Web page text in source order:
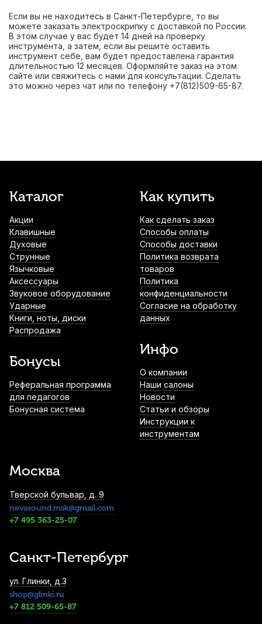
Если вы не находитесь в Санкт-Петербурге, то вы
можете заказать электроскрипку с доставкой по России.
В этом случае у вас будет 14 дней на проверку
инструмента, а затем, если вы решите оставить
инструмент себе, вам будет предоставлена гарантия
длительностью 12 месяцев. Оформляйте заказ на этом
сайте или свяжитесь с нами для консультации. Сделать
это можно через чат или по телефону +7(812)509-65-87.
Каталог
Акции
Клавишные
Духовые
Струнные
Язычковые
Аксессуары
Звуковое оборудование
Ударные
Книги, ноты, диски
Распродажа
Бонусы
Реферальная программа
для педагогов
Бонусная система
Как купить
Как сделать заказ
Способы оплаты
Способы доставки
Политика возврата
товаров
Политика
конфиденциальности
Согласие на обработку
данных
Инфо
О компании
Наши салоны
Новости
Статьи и обзоры
Инструкции к
инструментам
Москва
Тверской бульвар, д. 9
nevasound.msk@gmail.com
+7 495 363-25-07
Санкт-Петербург
ул. Глинки, д.3
shop@glinki.ru
+7 812 509-65-87